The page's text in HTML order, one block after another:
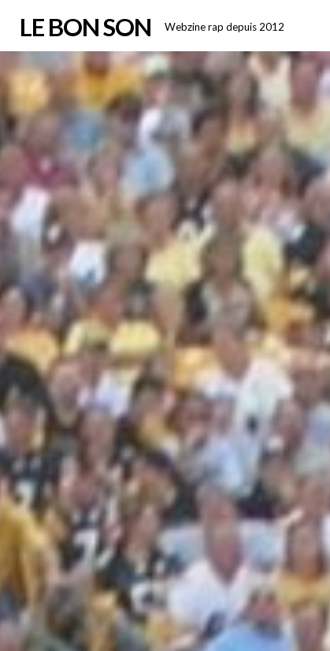
content
LE BON SON Webzine rap depuis 2012